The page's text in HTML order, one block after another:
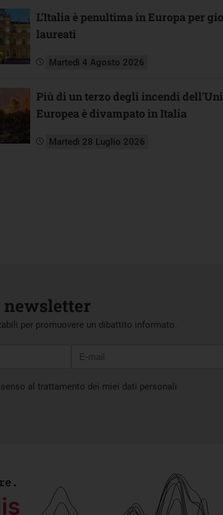
L’Italia è penultima in Europa per
laureati
Martedì 4 Agosto 2026
Più di un terzo degli incendi
Europea è divampato in Italia
Martedì 28 Luglio 2026
newsletter
per promuovere un dibattito informato.
al trattamento dei miei dati personali